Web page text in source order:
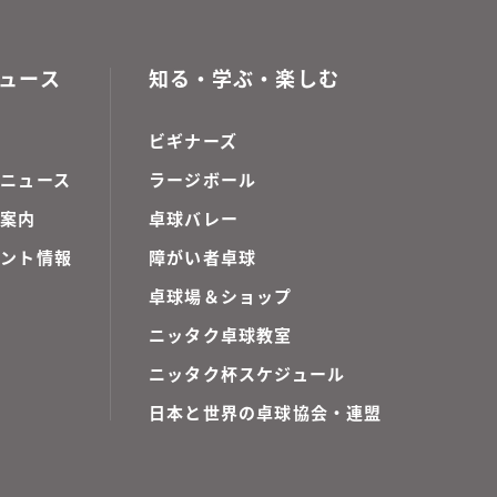
ース
ュース
内
ト情報
知る・学ぶ・楽しむ
ビギナーズ
ラージボール
卓球バレー
障がい者卓球
卓球場＆ショップ
ニッタク卓球教室
ニッタク杯スケジュール
日本と世界の卓球協会・連盟